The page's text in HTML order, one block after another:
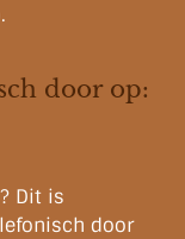
door op:
Dit is
door